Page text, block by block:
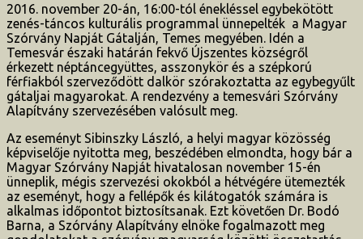
2016. november 20-án, 16:00-tól énekléssel egybekötött
zenés-táncos kulturális programmal ünnepelték a Magyar
Szórvány Napját Gátalján, Temes megyében. Idén a
Temesvár északi határán fekvő Újszentes községről
érkezett néptáncegyüttes, asszonykör és a szépkorú
férfiakból szerveződött dalkör szórakoztatta az egybegyűlt
gátaljai magyarokat. A rendezvény a temesvári Szórvány
Alapítvány szervezésében valósult meg.
Az eseményt Sibinszky László, a helyi magyar közösség
képviselője nyitotta meg, beszédében elmondta, hogy bár a
Magyar Szórvány Napját hivatalosan november 15-én
ünneplik, mégis szervezési okokból a hétvégére ütemezték
az eseményt, hogy a fellépők és kilátogatók számára is
alkalmas időpontot biztosítsanak. Ezt követően Dr. Bodó
Barna, a Szórvány Alapítvány elnöke fogalmazott meg